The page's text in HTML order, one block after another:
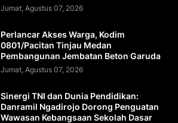
Jumat, Agustus 07, 2026
Perlancar Akses Warga, Kodim
0801/Pacitan Tinjau Medan
Pembangunan Jembatan Beton Garuda
Jumat, Agustus 07, 2026
Sinergi TNI dan Dunia Pendidikan:
Danramil Ngadirojo Dorong Penguatan
Wawasan Kebangsaan Sekolah Dasar